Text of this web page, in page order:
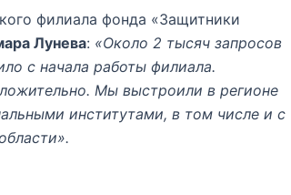
филиала фонда «Защитники
Лунева: «Около 2 тысяч запросов
с начала работы филиала.
Мы выстроили в регионе
институтами, в том числе и с